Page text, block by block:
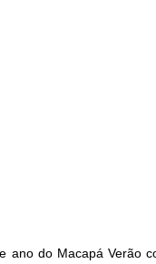
ano do Macapá Verão